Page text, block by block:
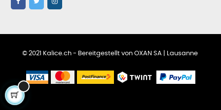
© 2021 Kalice.ch - Bereitgestellt von OXAN SA | Lausanne